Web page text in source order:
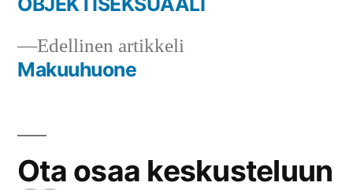
Artikkelien
selaus
Edellinen artikkeliEdellinen
Makuuhuone
Ota osaa keskusteluun